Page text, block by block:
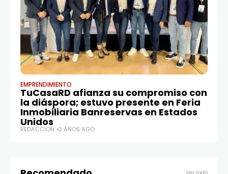
EMPRENDIMIENTO
TuCasaRD afianza su compromiso con
la diáspora; estuvo presente en Feria
Inmobiliaria Banreservas en Estados
Unidos
REDACCIÓN 2 AÑOS AGO